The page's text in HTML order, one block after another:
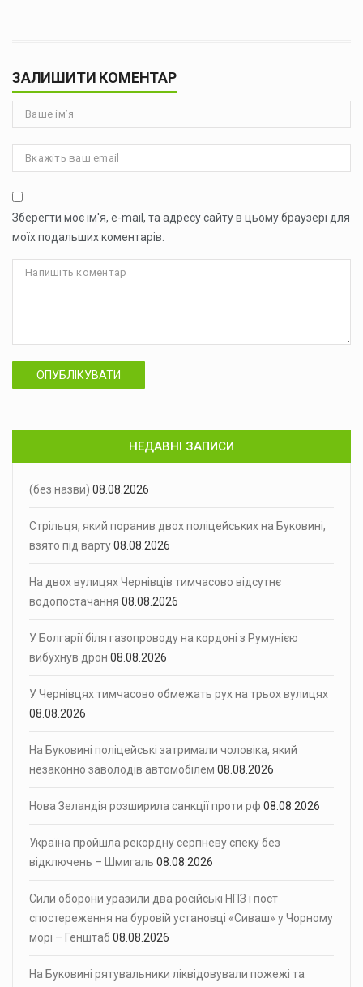
ЗАЛИШИТИ КОМЕНТАР
Зберегти моє ім'я, e-mail, та адресу сайту в цьому браузері для
моїх подальших коментарів.
ОПУБЛІКУВАТИ
НЕДАВНІ ЗАПИСИ
(без назви) 08.08.2026
Стрільця, який поранив двох поліцейських на Буковині,
взято під варту08.08.2026
На двох вулицях Чернівців тимчасово відсутнє
водопостачання 08.08.2026
У Болгарії біля газопроводу на кордоні з Румунією
вибухнув дрон 08.08.2026
У Чернівцях тимчасово обмежать рух на трьох вулицях
08.08.2026
На Буковині поліцейські затримали чоловіка, який
незаконно заволодів автомобілем 08.08.2026
Нова Зеландія розширила санкції проти рф 08.08.2026
Україна пройшла рекордну серпневу спеку без
відключень – Шмигаль 08.08.2026
Сили оборони уразили два російські НПЗ і пост
спостереження на буровій установці «Сиваш» у Чорному
морі – Генштаб 08.08.2026
На Буковині рятувальники ліквідовували пожежі та